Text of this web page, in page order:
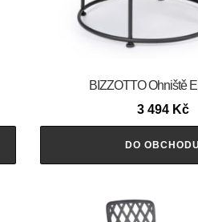
BIZZOTTO Ohniště
3 494 Kč
DO OBCHODU